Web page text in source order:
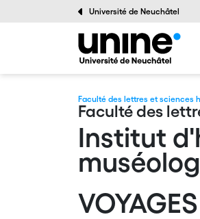
Université de Neuchâtel
Faculté des lettres et sciences
Faculté des
Institut